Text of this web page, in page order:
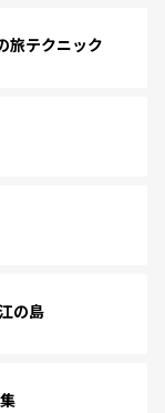
旅テクニック
の島